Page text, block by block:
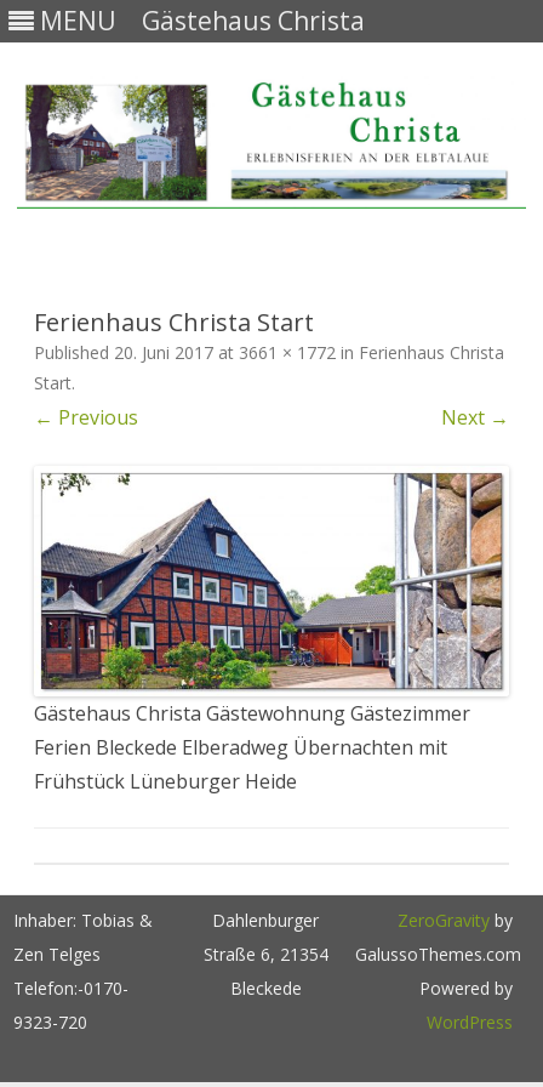
MENU Gästehaus Christa
Ferienhaus Christa Start
Published 20. Juni 2017 at 3661 × 1772 in Ferienhaus Christa
Start.
← Previous Next →
Gästehaus Christa Gästewohnung Gästezimmer
Ferien Bleckede Elberadweg Übernachten mit
Frühstück Lüneburger Heide
Inhaber: Tobias &
Zen Telges
Telefon:-0170-
9323-720
Dahlenburger
Straße 6, 21354
Bleckede
ZeroGravityby
GalussoThemes.com
Powered by
WordPress